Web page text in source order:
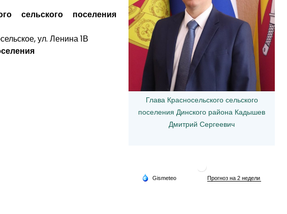
сельского поселения
ул. Ленина 1В
Глава Красносельского сельского
поселения Динского района Кадышев
Дмитрий Сергеевич